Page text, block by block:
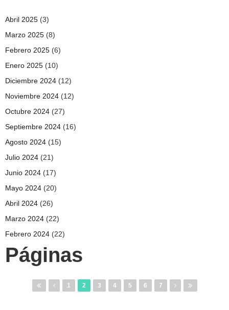
Abril 2025 (3)
Marzo 2025 (8)
Febrero 2025 (6)
Enero 2025 (10)
Diciembre 2024 (12)
Noviembre 2024 (12)
Octubre 2024 (27)
Septiembre 2024 (16)
Agosto 2024 (15)
Julio 2024 (21)
Junio 2024 (17)
Mayo 2024 (20)
Abril 2024 (26)
Marzo 2024 (22)
Febrero 2024 (22)
Páginas
1 2 3 4 5 6 7